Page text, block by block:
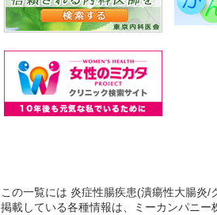
この一覧には 炎症性腸疾患(潰瘍性大腸炎/
掲載している各種情報は、ミーカンパニー